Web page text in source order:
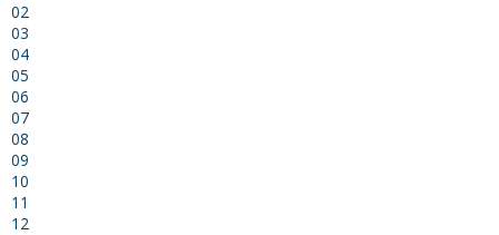
02
03
04
05
06
07
08
09
10
11
12